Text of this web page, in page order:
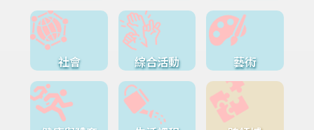
社會 綜合活動 藝術